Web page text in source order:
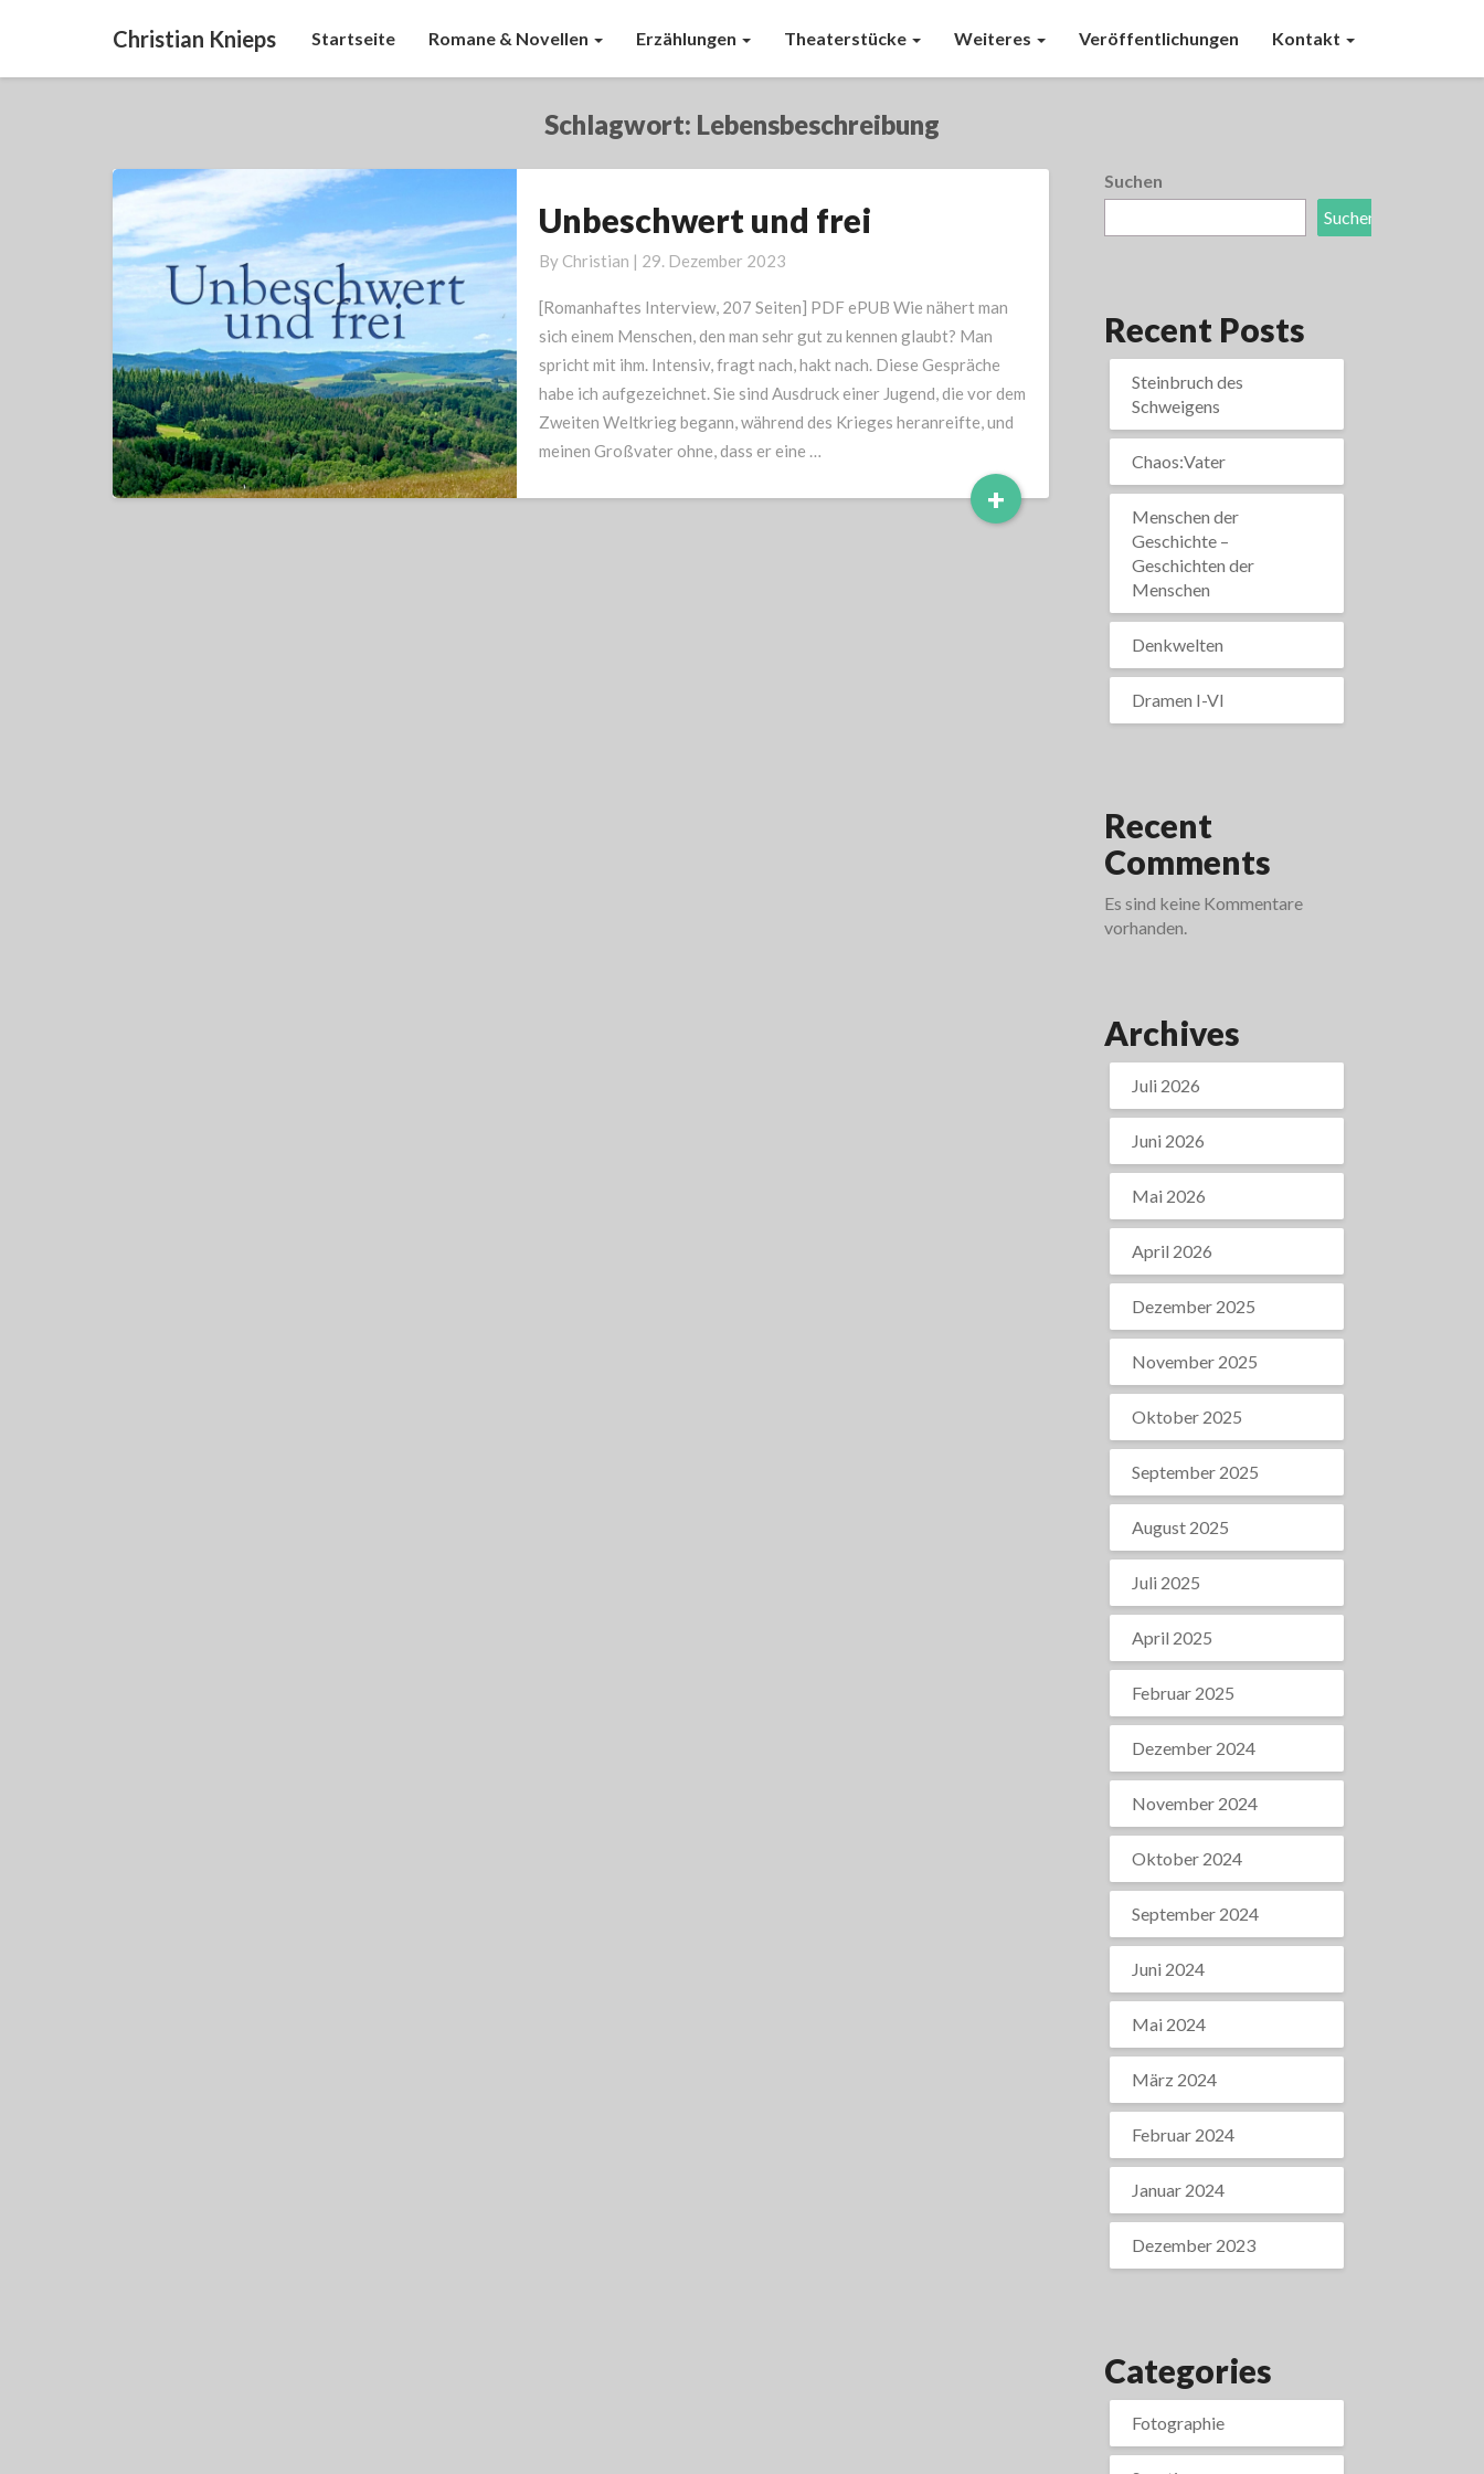
Christian Knieps Startseite Romane & Novellen Erzählungen Theaterstücke Weiteres Veröffentlichungen Kontakt
Schlagwort: Lebensbeschreibung
Unbeschwert
frei
Unbeschwert und frei
By Christian | 29. Dezember 2023
[Romanhaftes Interview, 207 Seiten] PDF ePUB Wie nähert man
sich einem Menschen, den man sehr gut zu kennen glaubt? Man
spricht mit ihm. Intensiv, fragt nach, hakt nach. Diese Gespräche
habe ich aufgezeichnet. Sie sind Ausdruck einer Jugend, die vor dem
Zweiten Weltkrieg begann, während des Krieges heranreifte, und
meinen Großvater ohne, dass er eine …
+Read
More
Suchen
Suchen
Recent Posts
Steinbruch des
Schweigens
Chaos:Vater
Menschen der
Geschichte –
Geschichten der
Menschen
Denkwelten
Dramen I-VI
Recent
Comments
Es sind keine Kommentare
vorhanden.
Archives
Juli 2026
Juni 2026
Mai 2026
April 2026
Dezember 2025
November 2025
Oktober 2025
September 2025
August 2025
Juli 2025
April 2025
Februar 2025
Dezember 2024
November 2024
Oktober 2024
September 2024
Juni 2024
Mai 2024
März 2024
Februar 2024
Januar 2024
Dezember 2023
Categories
Fotographie